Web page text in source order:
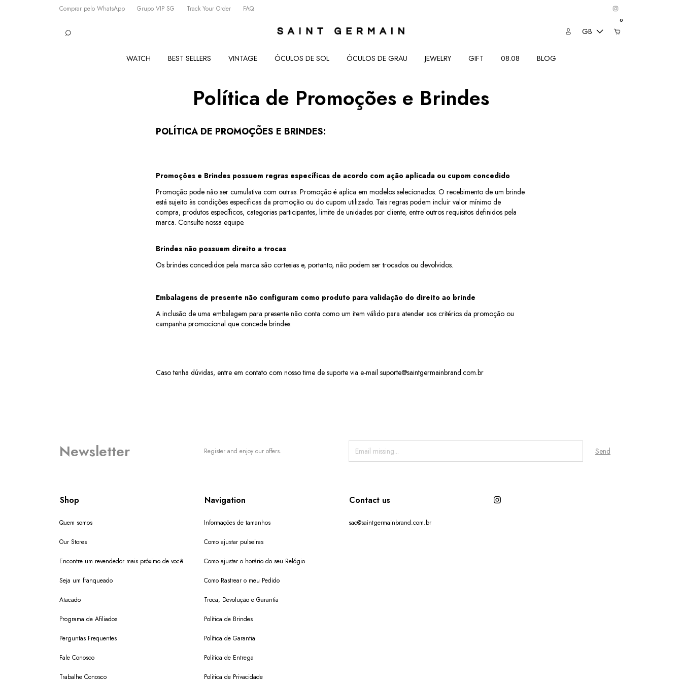
Comprar pelo WhatsApp Grupo VIP SG Track Your Order FAQ
GB
0
WATCH BEST SELLERS VINTAGE ÓCULOS DE SOL ÓCULOS DE GRAU JEWELRY GIFT 08.08 BLOG
Política de Promoções e Brindes
POLÍTICA DE PROMOÇÕES E BRINDES:
Promoções e Brindes possuem regras específicas de acordo com ação aplicada ou cupom concedido
Promoção pode não ser cumulativa com outras. Promoção é aplica em modelos selecionados. O recebimento de um brinde
está sujeito às condições específicas da promoção ou do cupom utilizado. Tais regras podem incluir valor mínimo de
compra, produtos específicos, categorias participantes, limite de unidades por cliente, entre outros requisitos definidos pela
marca. Consulte nossa equipe.
Brindes não possuem direito a trocas
Os brindes concedidos pela marca são cortesias e, portanto, não podem ser trocados ou devolvidos.
Embalagens de presente não configuram como produto para validação do direito ao brinde
A inclusão de uma embalagem para presente não conta como um item válido para atender aos critérios da promoção ou
campanha promocional que concede brindes.
Caso tenha dúvidas, entre em contato com nosso time de suporte via e-mail suporte@saintgermainbrand.com.br
Newsletter Register and enjoy our offers.
Shop
Quem somos
Our Stores
Encontre um revendedor mais próximo de você
Seja um franqueado
Atacado
Programa de Afiliados
Perguntas Frequentes
Fale Conosco
Trabalhe Conosco
Navigation
Informações de tamanhos
Como ajustar pulseiras
Como ajustar o horário do seu Relógio
Como Rastrear o meu Pedido
Troca, Devolução e Garantia
Política de Brindes
Política de Garantia
Política de Entrega
Politica de Privacidade
Contact us
sac@saintgermainbrand.com.br